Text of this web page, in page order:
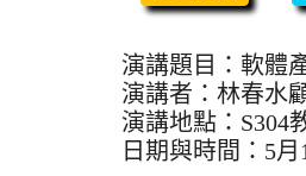
演講題目：軟體
演講者：林春水
演講地點：S304
日期與時間：5